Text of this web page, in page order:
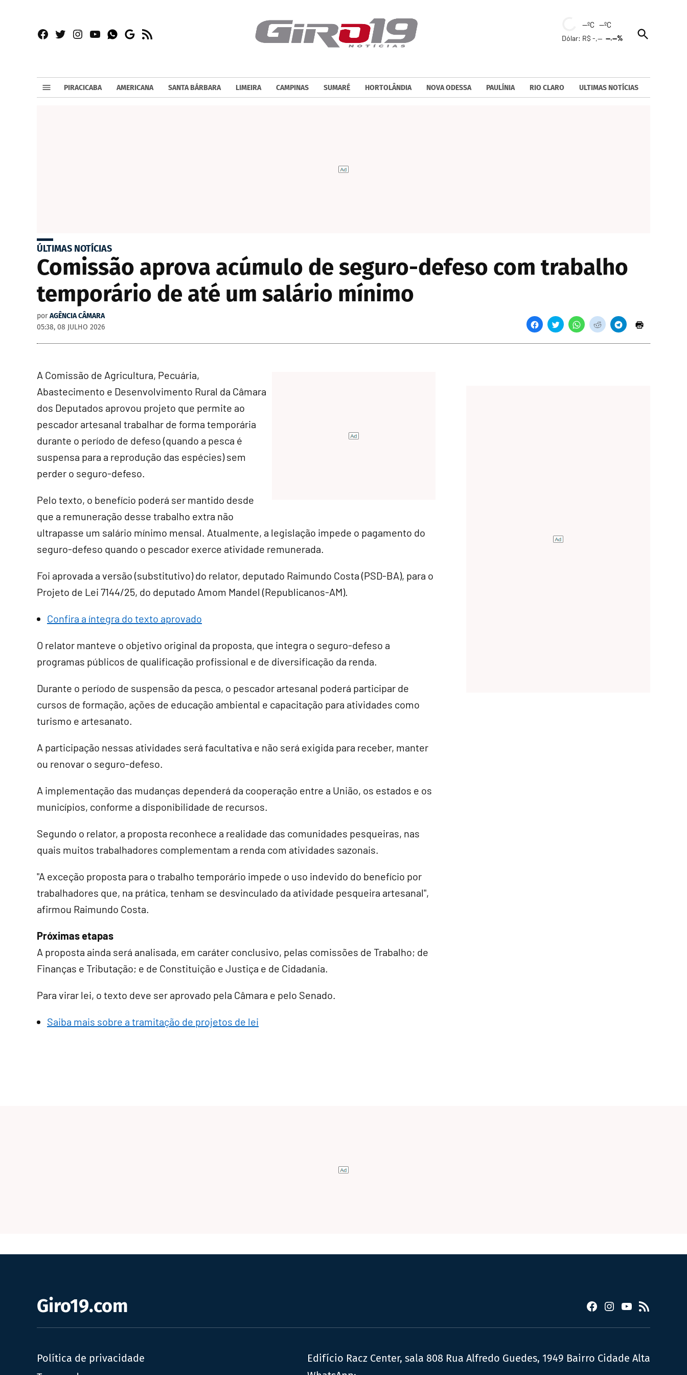
Facebook
TwitterInstagram
YouTubeWhatsapp
Google
RSS
--ºC --ºC
Dólar: R$ -,----.--%
Open
Search
PIRACICABA AMERICANA SANTA BÁRBARA LIMEIRA CAMPINAS SUMARÉ HORTOLÂNDIA NOVA ODESSA PAULÍNIA RIO CLARO ULTIMAS NOTÍCIAS
ÚLTIMAS NOTÍCIAS
Comissão aprova acúmulo de seguro-defeso com trabalho
temporário de até um salário mínimo
por AGÊNCIA CÂMARA
05:38, 08 JULHO 2026
A Comissão de Agricultura, Pecuária,
Abastecimento e Desenvolvimento Rural da Câmara
dos Deputados aprovou projeto que permite ao
pescador artesanal trabalhar de forma temporária
durante o período de defeso (quando a pesca é
suspensa para a reprodução das espécies) sem
perder o seguro-defeso.
Pelo texto, o benefício poderá ser mantido desde
que a remuneração desse trabalho extra não
ultrapasse um salário mínimo mensal. Atualmente, a legislação impede o pagamento do
seguro-defeso quando o pescador exerce atividade remunerada.
Foi aprovada a versão (substitutivo) do relator, deputado Raimundo Costa (PSD-BA), para o
Projeto de Lei 7144/25, do deputado Amom Mandel (Republicanos-AM).
Confira a íntegra do texto aprovado
O relator manteve o objetivo original da proposta, que integra o seguro-defeso a
programas públicos de qualificação profissional e de diversificação da renda.
Durante o período de suspensão da pesca, o pescador artesanal poderá participar de
cursos de formação, ações de educação ambiental e capacitação para atividades como
turismo e artesanato.
A participação nessas atividades será facultativa e não será exigida para receber, manter
ou renovar o seguro-defeso.
A implementação das mudanças dependerá da cooperação entre a União, os estados e os
municípios, conforme a disponibilidade de recursos.
Segundo o relator, a proposta reconhece a realidade das comunidades pesqueiras, nas
quais muitos trabalhadores complementam a renda com atividades sazonais.
"A exceção proposta para o trabalho temporário impede o uso indevido do benefício por
trabalhadores que, na prática, tenham se desvinculado da atividade pesqueira artesanal",
afirmou Raimundo Costa.
Próximas etapas
A proposta ainda será analisada, em caráter conclusivo, pelas comissões de Trabalho; de
Finanças e Tributação; e de Constituição e Justiça e de Cidadania.
Para virar lei, o texto deve ser aprovado pela Câmara e pelo Senado.
Saiba mais sobre a tramitação de projetos de lei
Giro19.com Facebook
Instagram
YouTube
RSS
Política de privacidade
Edifício Racz Center, sala 808 Rua Alfredo Guedes, 1949 Bairro Cidade Alta